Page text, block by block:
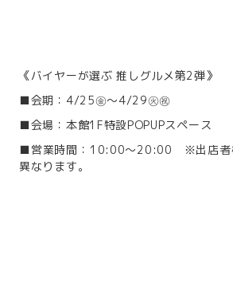
《バイヤーが選ぶ 推しグルメ第2弾》
■会期：4/25㊎～4/29㊋㊗
■会場：本館1F特設POPUPスペース
■営業時間：10:00～20:00 ※出店者
異なります。